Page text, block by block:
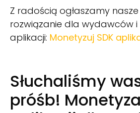
Z radością ogłaszamy
rozwiązanie dla wydawców
aplikacji: Monetyzuj SDK
Słuchaliśmy
próśb!